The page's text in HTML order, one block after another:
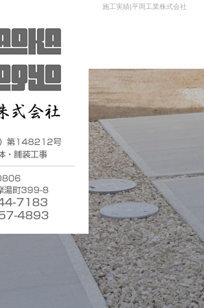
施工実績|平岡工業株式会社